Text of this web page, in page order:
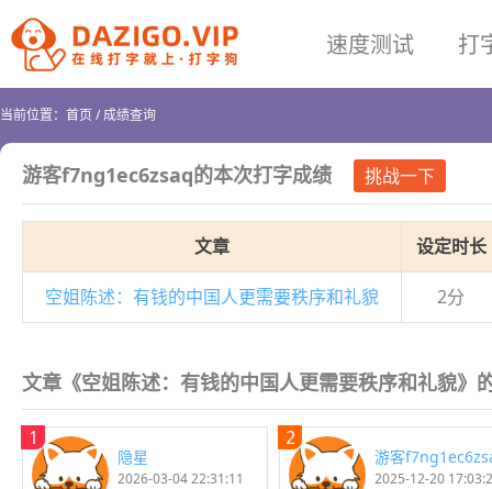
速度测试 打
当前位置： 首页/成绩查询
游客f7ng1ec6zsaq的本次打字成绩 挑战一下
文章 设定时长
空姐陈述：有钱的中国人更需要秩序和礼貌 2分
文章《空姐陈述：有钱的中国人更需要秩序和礼貌》
1
隐星
2026-03-04 22:31:11
2
游客
2025-12-20